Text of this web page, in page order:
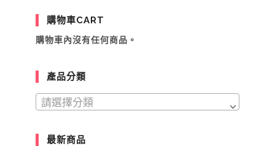
購物車CART
購物車內沒有任何商品。
產品分類
請選擇分類
最新商品